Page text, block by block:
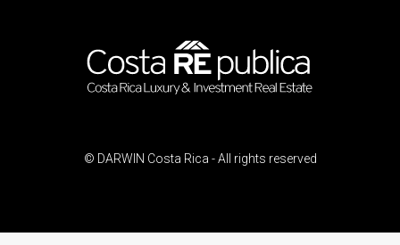
© DARWIN Costa Rica - All rights reserved